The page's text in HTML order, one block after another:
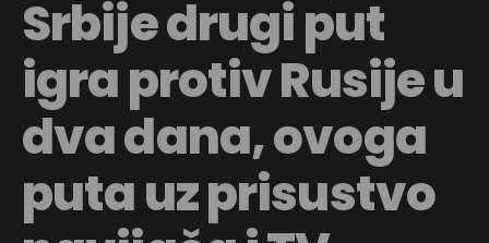
Srbije drugi put
igra protiv Rusije u
dva dana, ovoga
puta uz prisustvo